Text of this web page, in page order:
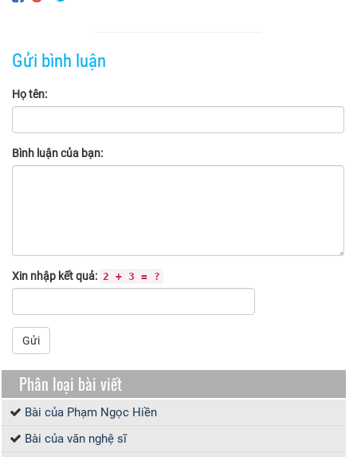
Gửi bình luận
Họ tên:
Bình luận của bạn:
Xin nhập kết quả: 2 + 3 = ?
Gửi
Phân loại bài viết
Bài của Phạm Ngọc Hiền
Bài của văn nghệ sĩ